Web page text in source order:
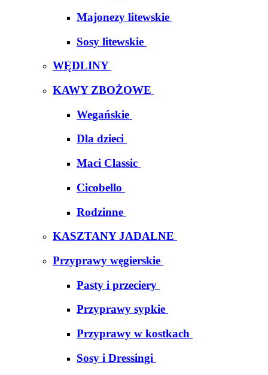
Majonezy litewskie
Sosy litewskie
WĘDLINY
KAWY ZBOŻOWE
Wegańskie
Dla dzieci
Maci Classic
Cicobello
Rodzinne
KASZTANY JADALNE
Przyprawy węgierskie
Pasty i przeciery
Przyprawy sypkie
Przyprawy w kostkach
Sosy i Dressingi